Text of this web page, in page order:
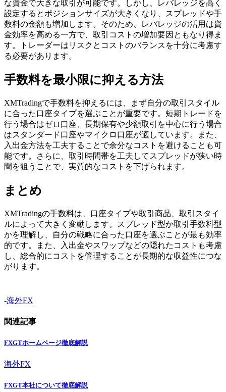
な資金で大きな取引が可能です。しかし、レバレッジを高く
設定するとポジションサイズが大きくなり、スプレッドや手
数料の金額も増加します。そのため、レバレッジの活用は資
金効率を高める一方で、取引コストの増加要因ともなり得ま
す。トレーダーはリスクとコストのバランスを十分に考慮す
る必要があります。
手数料を最小限に抑える方法
XMTradingで手数料を抑えるには、まず自分の取引スタイル
に合った口座タイプを選ぶことが重要です。短期トレードを
行う場合はゼロ口座、長期保有や少額取引を中心に行う場合
はスタンダード口座やマイクロ口座が適しています。また、
入出金方法を工夫することで余分なコストを避けることも可
能です。さらに、取引時間帯を工夫してスプレッドが狭い時
間を狙うことで、実質的なコストを下げられます。
まとめ
XMTradingの手数料は、口座タイプや取引商品、取引スタイ
ルによって大きく変動します。スプレッド型か取引手数料型
かを理解し、自分の戦略に合った口座を選ぶことが最も効率
的です。また、入出金やスワップなどの隠れたコストも考慮
し、総合的にコストを管理することが長期的な収益性につな
がります。
-海外FX
関連記事
FXGTホームページ徹底解説
海外FX
FXGT本社について徹底解説